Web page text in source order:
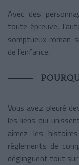
Avec des
toute épreuve,
somptueux roman
de l’enfance.
Vous avez pleuré
les liens qui
aimez les
règlements de
déglinguent tout